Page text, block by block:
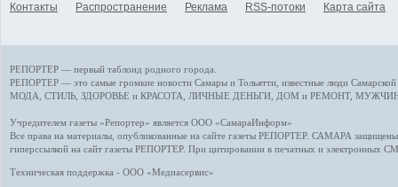
рассказала Ольга
ходе сессии
качества жизни" в
ПМЭФ 2025. В
РФ Михаил
представители
Государственной
Контакты Распространение Реклама RSS-потоки Карта сайта
РЕПОРТЕР — первый таблоид родного города.
РЕПОРТЕР — это самые громкие новости Самары и Тольятти, известные люди
МОДА, СТИЛЬ ЗДОРОВЬЕ и КРАСОТА ЛИЧНЫЕ ДЕНЬГИ ДОМ и РЕМОНТ,
Учредителем газеты «Репортер» является ООО «СамараИнформ»
Все права на материалы, опубликованные на сайте газеты РЕПОРТЕР. САМАРА защищены.
гиперссылкой на сайт газеты РЕПОРТЕР. При цитировании в печатных и электронных
Техническая поддержка - ООО «Медиасервис»